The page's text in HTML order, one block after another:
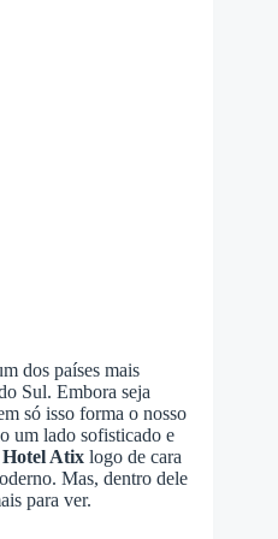
dos países mais
Sul. Embora seja
só isso forma o nosso
um lado sofisticado e
Hotel Atix logo de cara
Mas, dentro dele
para ver.